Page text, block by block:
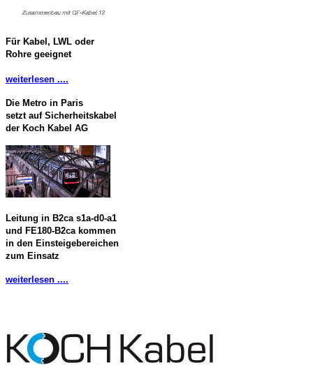
Für Kabel, LWL oder
Rohre geeignet
weiterlesen ....
Die Metro in Paris
setzt auf Sicherheitskabel
der Koch Kabel AG
Leitung in B2ca s1a-d0-a1
und FE180-B2ca kommen
in den Einsteigebereichen
zum Einsatz
weiterlesen ....